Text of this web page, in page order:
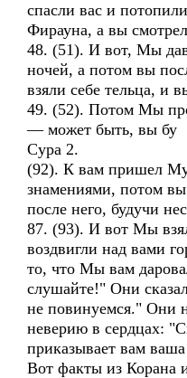
спасли вас и
Фирауна, а вы
48. (51). И вот, Мы
ночей, а потом вы
взяли себе тельца, и
49. (52). Потом Мы
— может быть, вы бу
Сура 2.
(92). К вам пришел
знамениями, потом вы
после него, будучи
87. (93). И вот Мы
воздвигли над вами
то, что Мы вам
слушайте!" Они
не повинуемся." Они
неверию в сердцах:
приказывает вам
Вот факты из Корана